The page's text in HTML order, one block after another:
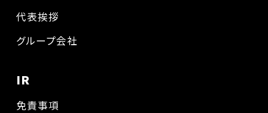
代表挨拶
グループ会社
IR
免責事項